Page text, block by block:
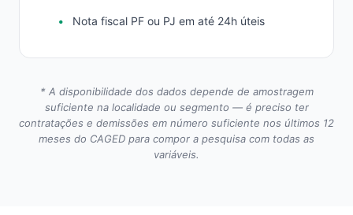
Nota fiscal PF ou PJ em até 24h úteis
* A disponibilidade dos dados depende de amostragem
suficiente na localidade ou segmento — é preciso ter
contratações e demissões em número suficiente nos últimos 12
meses do CAGED para compor a pesquisa com todas as
variáveis.